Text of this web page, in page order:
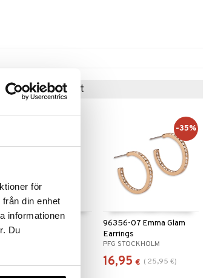
för
din enhet
informationen
Du
Suositut tuotteet
Earrings
96356-07 Emma Glam
Earrings
PFG STOCKHOLM
16,95 € ( 25,95 €)
-35%